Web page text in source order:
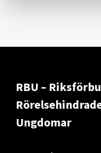
RBU –
Ungdomar